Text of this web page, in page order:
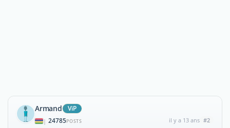
Armand ViP
| 24785POSTS il y a 13 ans #2